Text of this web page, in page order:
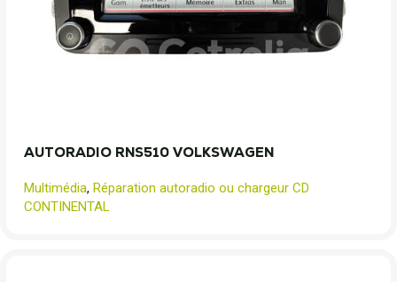
AUTORADIO RNS510 VOLKSWAGEN
Multimédia, Réparation autoradio ou chargeur CD
CONTINENTAL